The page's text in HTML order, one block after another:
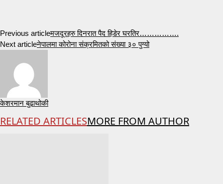
Previous articleमजदूरहरु दिनरात पैद हिडेर घरतिर…………….
Next articleनेपालमा कोरोना संक्रमितको संख्या ३० पुग्यो
केशरमान बुढाथोकी
RELATED ARTICLESMORE FROM AUTHOR